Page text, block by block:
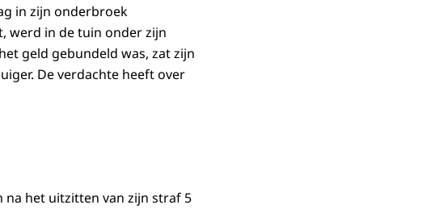
in zijn onderbroek
werd in de tuin onder zijn
geld gebundeld was, zat zijn
De verdachte heeft over
na het uitzitten van zijn straf 5